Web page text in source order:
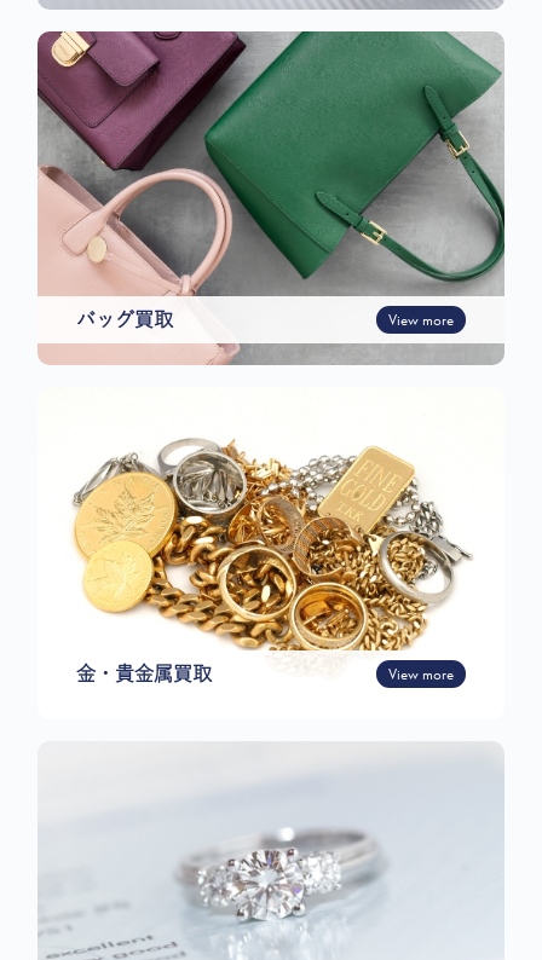
バッグ買取 View more
金・貴金属買取 View more